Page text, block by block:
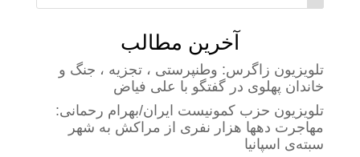
آخرین مطالب
تلویزیون زاگرس: وطنپرستی ، تجزیه ، جنگ و
خاندان پهلوی در گفتگو با علی فیاض
تلویزیون حزب کمونیست ایران/بهرام رحمانی:
مهاجرت دهها هزار نفری از مراکش به شهر
سبته‌ی اسپانیا